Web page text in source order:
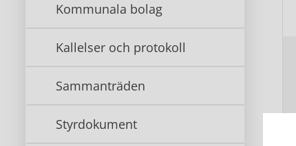
Kommunala bolag
Kallelser och protokoll
Sammanträden
Styrdokument